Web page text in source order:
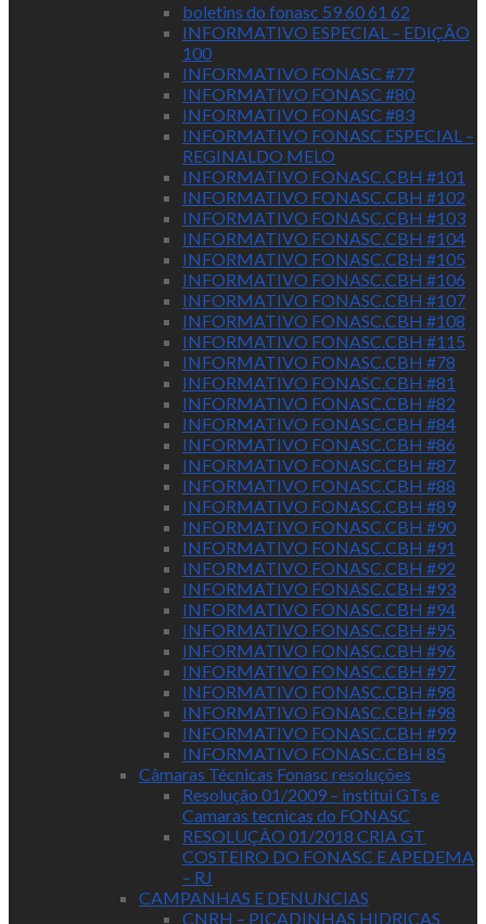
boletins do fonasc 59 60 61 62
INFORMATIVO ESPECIAL – EDIÇÃO
100
INFORMATIVO FONASC #77
INFORMATIVO FONASC #80
INFORMATIVO FONASC #83
INFORMATIVO FONASC ESPECIAL –
REGINALDO MELO
INFORMATIVO FONASC.CBH #101
INFORMATIVO FONASC.CBH #102
INFORMATIVO FONASC.CBH #103
INFORMATIVO FONASC.CBH #104
INFORMATIVO FONASC.CBH #105
INFORMATIVO FONASC.CBH #106
INFORMATIVO FONASC.CBH #107
INFORMATIVO FONASC.CBH #108
INFORMATIVO FONASC.CBH #115
INFORMATIVO FONASC.CBH #78
INFORMATIVO FONASC.CBH #81
INFORMATIVO FONASC.CBH #82
INFORMATIVO FONASC.CBH #84
INFORMATIVO FONASC.CBH #86
INFORMATIVO FONASC.CBH #87
INFORMATIVO FONASC.CBH #88
INFORMATIVO FONASC.CBH #89
INFORMATIVO FONASC.CBH #90
INFORMATIVO FONASC.CBH #91
INFORMATIVO FONASC.CBH #92
INFORMATIVO FONASC.CBH #93
INFORMATIVO FONASC.CBH #94
INFORMATIVO FONASC.CBH #95
INFORMATIVO FONASC.CBH #96
INFORMATIVO FONASC.CBH #97
INFORMATIVO FONASC.CBH #98
INFORMATIVO FONASC.CBH #98
INFORMATIVO FONASC.CBH #99
INFORMATIVO FONASC.CBH 85
Câmaras Técnicas Fonasc resoluções
Resolução 01/2009 – institui GTs e
Camaras tecnicas do FONASC
RESOLUÇÂO 01/2018 CRIA GT
COSTEIRO DO FONASC E APEDEMA
– RJ
CAMPANHAS E DENUNCIAS
CNRH – PICADINHAS HIDRICAS